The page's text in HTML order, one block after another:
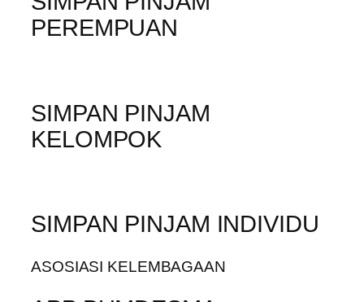
PEREMPUAN
SIMPAN PINJAM
KELOMPOK
SIMPAN PINJAM INDIVIDU
ASOSIASI KELEMBAGAAN